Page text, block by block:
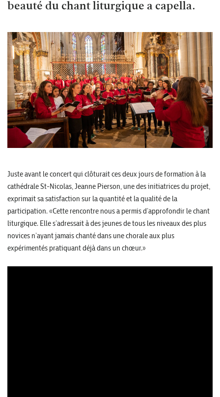
beauté du chant liturgique a capella.
Juste avant le concert qui clôturait ces deux jours de formation à la
cathédrale St-Nicolas, Jeanne Pierson, une des initiatrices du projet,
exprimait sa satisfaction sur la quantité et la qualité de la
participation. «Cette rencontre nous a permis d’approfondir le chant
liturgique. Elle s’adressait à des jeunes de tous les niveaux des plus
novices n’ayant jamais chanté dans une chorale aux plus
expérimentés pratiquant déjà dans un chœur.»